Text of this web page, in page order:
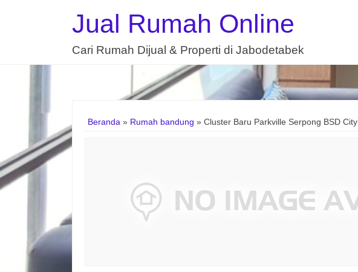
Jual Rumah Online
Cari Rumah Dijual & Properti di Jabodetabek
Beranda » Rumah bandung » Cluster Baru Parkville Serpong BSD City